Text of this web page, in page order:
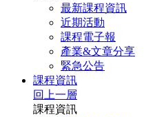
最新課程資訊
近期活動
課程電子報
產業&文章分享
緊急公告
課程資訊
回上一層
課程資訊